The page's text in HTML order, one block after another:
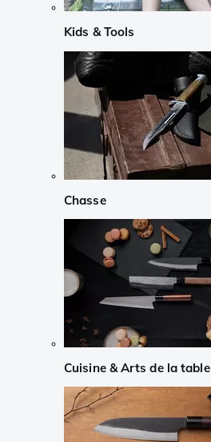
Kids & Tools
Chasse
Cuisine & Arts de la table